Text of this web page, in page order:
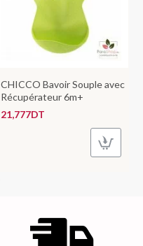
CHICCO Bavoir Souple avec
Récupérateur 6m+
21,777DT